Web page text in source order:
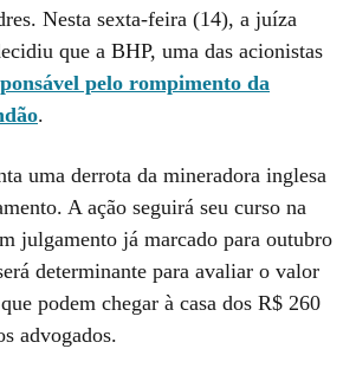
Nesta sexta-feira (14), a juíza
que a BHP, uma das acionistas
pelo rompimento da
.
uma derrota da mineradora inglesa
A ação seguirá seu curso na
julgamento já marcado para outubro
determinante para avaliar o valor
podem chegar à casa dos R$ 260
advogados.